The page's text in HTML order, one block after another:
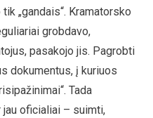
„gandais“. Kramatorsko
grobdavo,
pasakojo jis. Pagrobti
dokumentus, į kuriuos
Tada
jau oficialiai – suimti,